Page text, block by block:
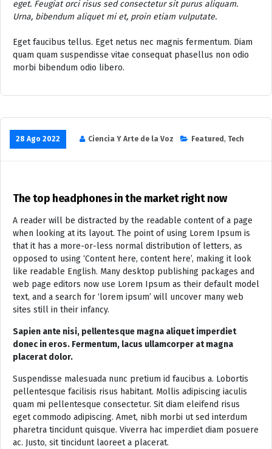
eget. Feugiat orci risus sed consectetur sit purus aliquam.
Urna, bibendum aliquet mi et, proin etiam vulputate.
Eget faucibus tellus. Eget netus nec magnis fermentum. Diam
quam quam suspendisse vitae consequat phasellus non odio
morbi bibendum odio libero.
28 Ago 2022 Ciencia Y Arte de la Voz Featured , Tech
The top headphones in the market right now
A reader will be distracted by the readable content of a page
when looking at its layout. The point of using Lorem Ipsum is
that it has a more-or-less normal distribution of letters, as
opposed to using ‘Content here, content here’, making it look
like readable English. Many desktop publishing packages and
web page editors now use Lorem Ipsum as their default model
text, and a search for ‘lorem ipsum’ will uncover many web
sites still in their infancy.
Sapien ante nisi, pellentesque magna aliquet imperdiet
donec in eros. Fermentum, lacus ullamcorper at magna
placerat dolor.
Suspendisse malesuada nunc pretium id faucibus a. Lobortis
pellentesque facilisis risus habitant. Mollis adipiscing iaculis
quam mi pellentesque consectetur. Sit diam eleifend risus
eget commodo adipiscing. Amet, nibh morbi ut sed interdum
pharetra tincidunt quisque. Viverra hac imperdiet diam posuere
ac. Justo, sit tincidunt laoreet a placerat.